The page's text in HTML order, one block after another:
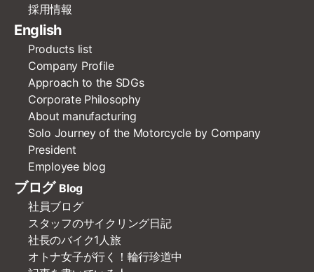
採用情報
English
Products list
Company Profile
Approach to the SDGs
Corporate Philosophy
About manufacturing
Solo Journey of the Motorcycle by Company
President
Employee blog
ブログ Blog
社員ブログ
スタッフのサイクリング日記
社長のバイク1人旅
オトナ女子が行く！輪行珍道中